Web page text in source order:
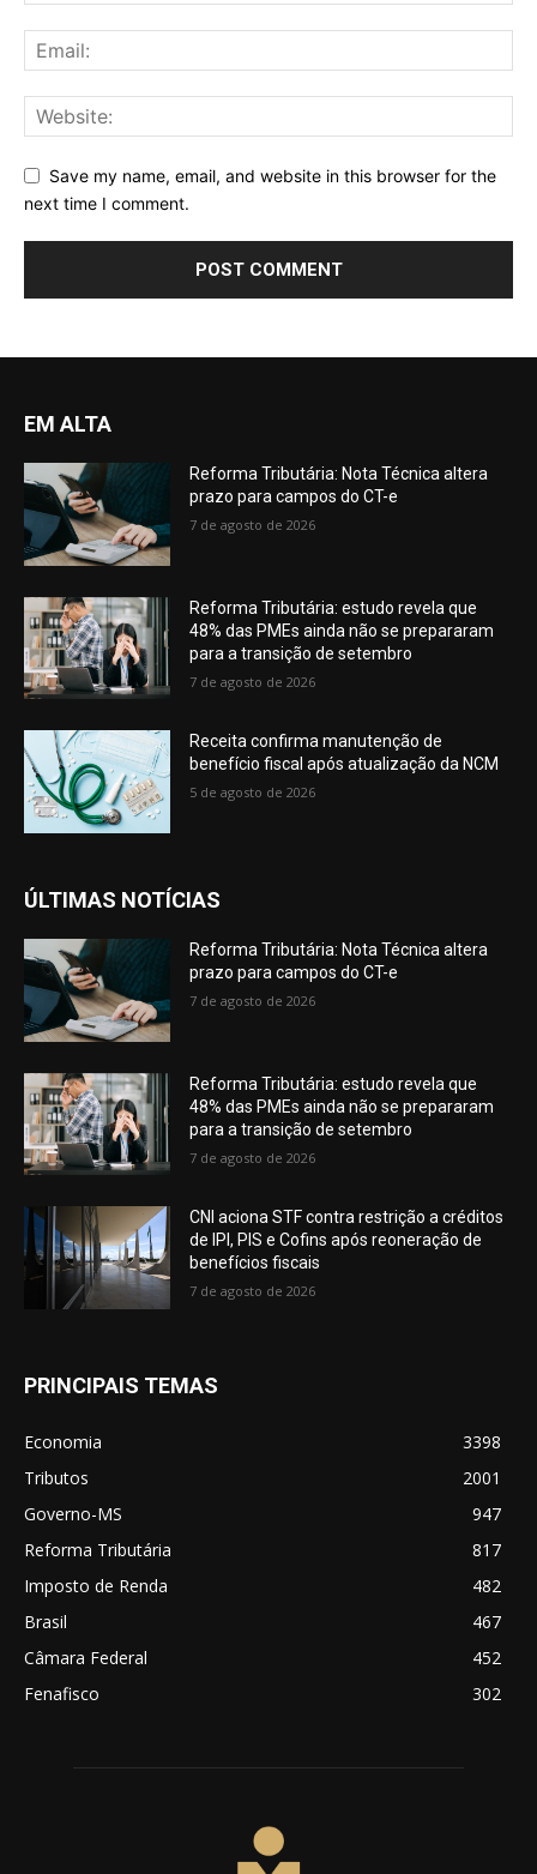
Save my name, email, and website in this browser for the
next time I comment.
EM ALTA
Reforma Tributária: Nota Técnica altera
prazo para campos do CT-e
7 de agosto de 2026
Reforma Tributária: estudo revela que
48% das PMEs ainda não se prepararam
para a transição de setembro
7 de agosto de 2026
Receita confirma manutenção de
benefício fiscal após atualização da NCM
5 de agosto de 2026
ÚLTIMAS NOTÍCIAS
Reforma Tributária: Nota Técnica altera
prazo para campos do CT-e
7 de agosto de 2026
Reforma Tributária: estudo revela que
48% das PMEs ainda não se prepararam
para a transição de setembro
7 de agosto de 2026
CNI aciona STF contra restrição a créditos
de IPI, PIS e Cofins após reoneração de
benefícios fiscais
7 de agosto de 2026
PRINCIPAIS TEMAS
Economia
3398
Tributos
2001
Governo-MS
947
Reforma Tributária
817
Imposto de Renda
482
Brasil
467
Câmara Federal
452
Fenafisco
302